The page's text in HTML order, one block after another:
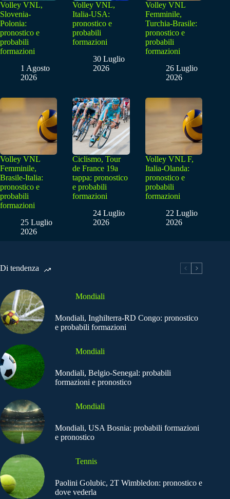
Volley VNL,
Slovenia-
Polonia:
pronostico e
probabili
formazioni
1 Agosto
2026
Volley VNL,
Italia-USA:
pronostico e
probabili
formazioni
30 Luglio
2026
Volley VNL
Femminile,
Turchia-Brasile:
pronostico e
probabili
formazioni
26 Luglio
2026
Volley VNL
Femminile,
Brasile-Italia:
pronostico e
probabili
formazioni
25 Luglio
2026
Ciclismo, Tour
de France 19a
tappa: pronostico
e probabili
formazioni
24 Luglio
2026
Volley VNL F,
Italia-Olanda:
pronostico e
probabili
formazioni
22 Luglio
2026
Di tendenza
Mondiali
Mondiali, Inghilterra-RD Congo: pronostico
e probabili formazioni
Mondiali
Mondiali, Belgio-Senegal: probabili
formazioni e pronostico
Mondiali
Mondiali, USA Bosnia: probabili formazioni
e pronostico
Tennis
Paolini Golubic, 2T Wimbledon: pronostico e
dove vederla